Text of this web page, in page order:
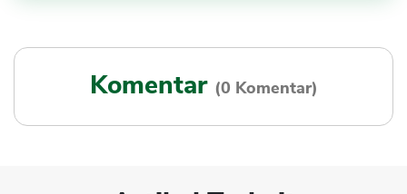
Komentar (0 Komentar)